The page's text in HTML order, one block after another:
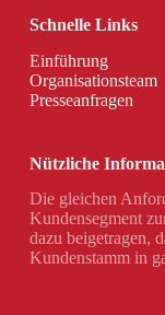
Schnelle Links
Einführung
Organisationsteam
Presseanfragen
Nützliche
Die gleichen
Kundensegment
dazu beigetragen,
Kundenstamm in